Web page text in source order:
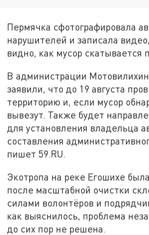
Пермячка сфотографировала
нарушителей и записала
видно, как мусор скатывается
В администрации
заявили, что до 19 августа
территорию и, если мусор
вывезут. Также будет
для установления владельца
составления
пишет 59.RU.
Экотропа на реке Егошихе
после масштабной очистки
силами волонтёров и
как выяснилось, проблема
до сих пор не решена.